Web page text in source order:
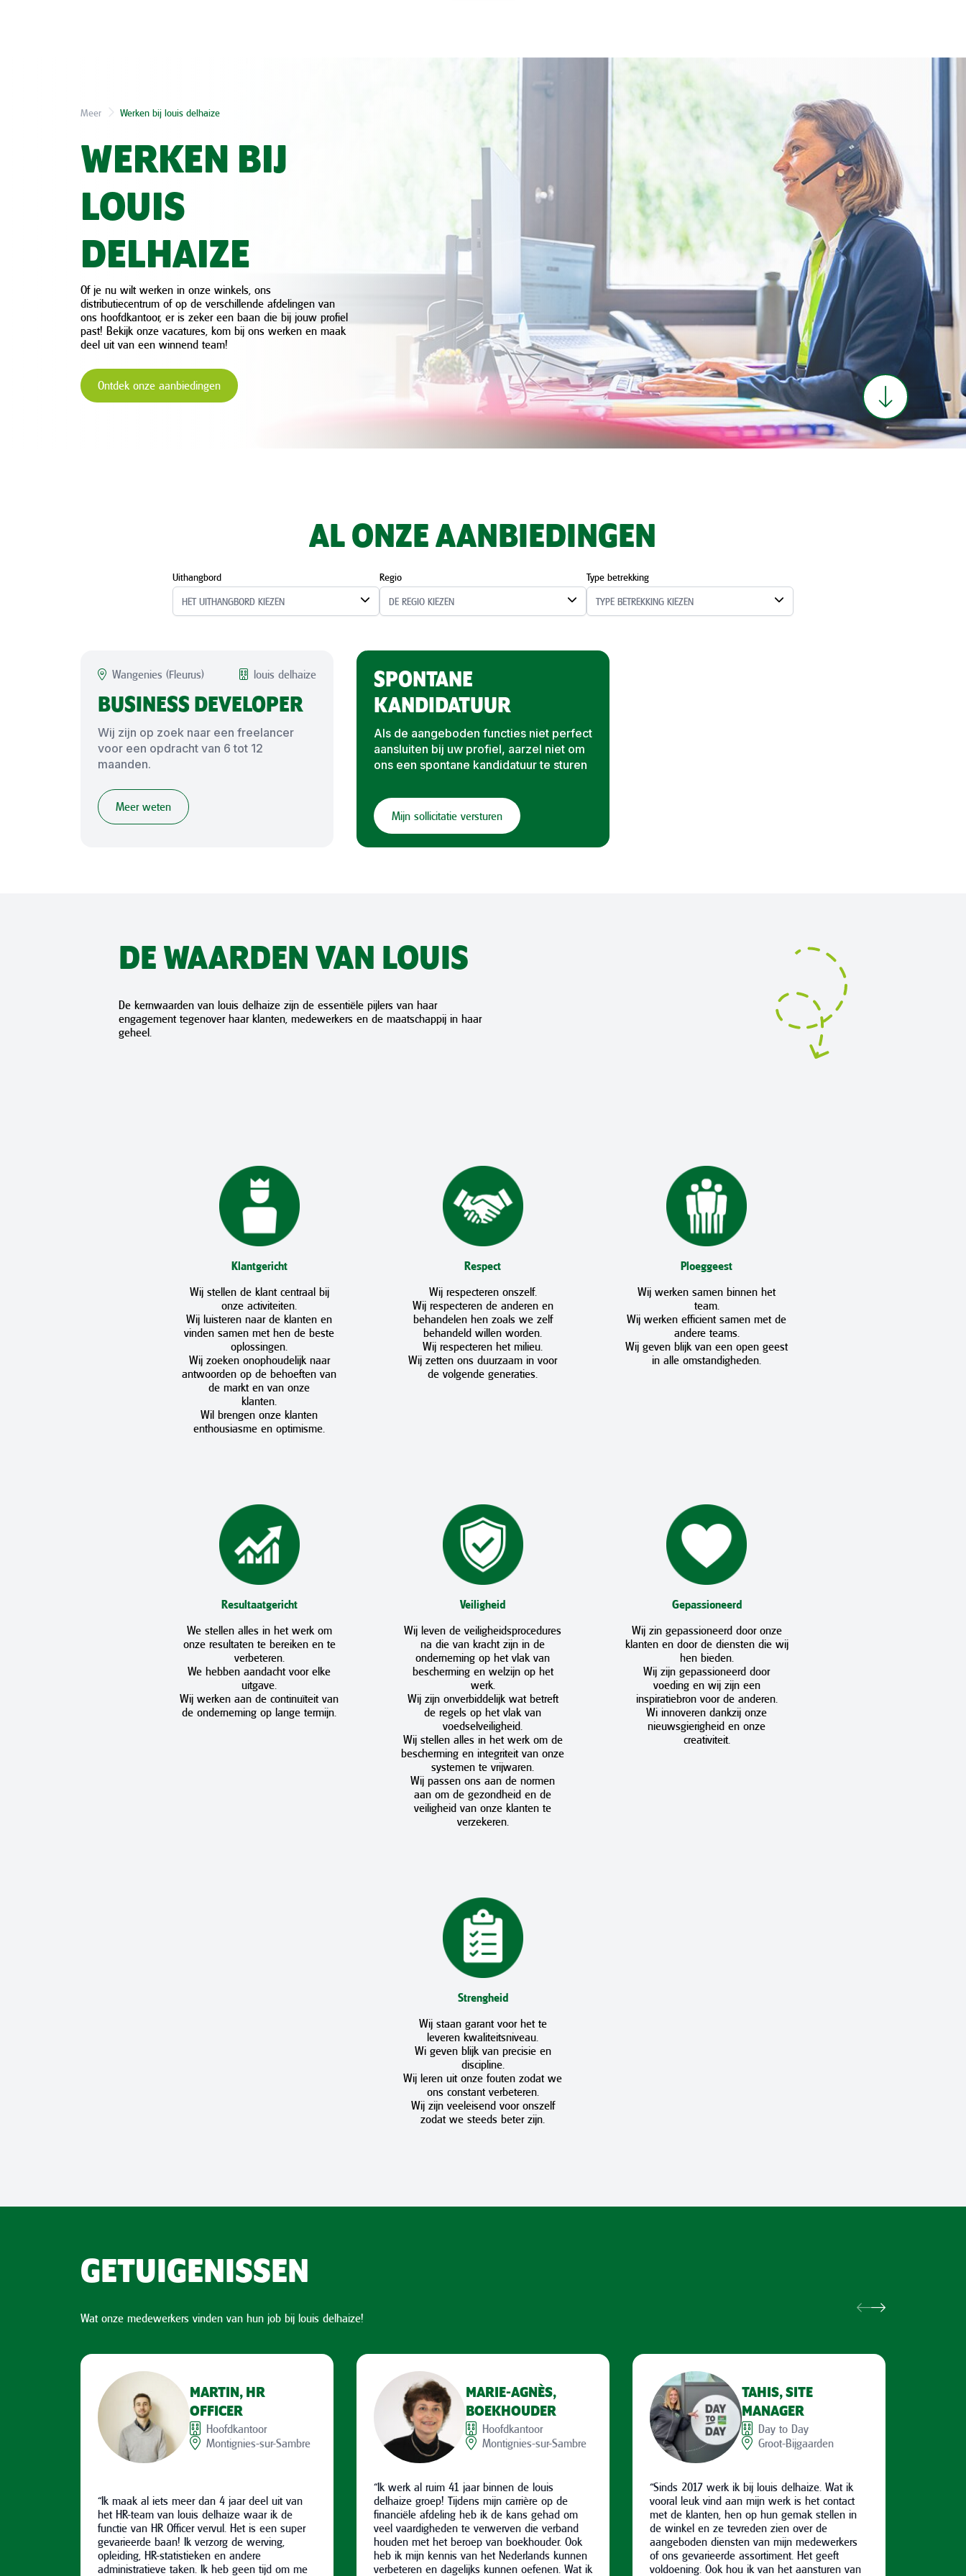
Meer Werken bij louis delhaize
WERKEN BIJ
LOUIS
DELHAIZE
Of je nu wilt werken in onze winkels, ons
distributiecentrum of op de verschillende afdelingen van
ons hoofdkantoor, er is zeker een baan die bij jouw profiel
past! Bekijk onze vacatures, kom bij ons werken en maak
deel uit van een winnend team!
Ontdek onze aanbiedingen
AL ONZE AANBIEDINGEN
Uithangbord
HET UITHANGBORD KIEZEN
Regio
DE REGIO KIEZEN
Type betrekking
TYPE BETREKKING KIEZEN
Wangenies (Fleurus) louis delhaize
BUSINESS DEVELOPER
Wij zijn op zoek naar een freelancer
voor een opdracht van 6 tot 12
maanden.
Meer weten
SPONTANE
KANDIDATUUR
Als de aangeboden functies niet perfect
aansluiten bij uw profiel, aarzel niet om
ons een spontane kandidatuur te sturen
Mijn sollicitatie versturen
DE WAARDEN VAN LOUIS
De kernwaarden van louis delhaize zijn de essentiële pijlers van haar
engagement tegenover haar klanten, medewerkers en de maatschappij in haar
geheel.
Klantgericht
Wij stellen de klant centraal bij
onze activiteiten.
Wij luisteren naar de klanten en
vinden samen met hen de beste
oplossingen.
Wij zoeken onophoudelijk naar
antwoorden op de behoeften van
de markt en van onze
klanten.
Wil brengen onze klanten
enthousiasme en optimisme.
Respect
Wij respecteren onszelf.
Wij respecteren de anderen en
behandelen hen zoals we zelf
behandeld willen worden.
Wij respecteren het milieu.
Wij zetten ons duurzaam in voor
de volgende generaties.
Ploeggeest
Wij werken samen binnen het
team.
Wij werken efficient samen met de
andere teams.
Wij geven blijk van een open geest
in alle omstandigheden.
Resultaatgericht
We stellen alles in het werk om
onze resultaten te bereiken en te
verbeteren.
We hebben aandacht voor elke
uitgave.
Wij werken aan de continuïteit van
de onderneming op lange termijn.
Veiligheid
Wij leven de veiligheidsprocedures
na die van kracht zijn in de
onderneming op het vlak van
bescherming en welzijn op het
werk.
Wij zijn onverbiddelijk wat betreft
de regels op het vlak van
voedselveiligheid.
Wij stellen alles in het werk om de
bescherming en integriteit van onze
systemen te vrijwaren.
Wij passen ons aan de normen
aan om de gezondheid en de
veiligheid van onze klanten te
verzekeren.
Gepassioneerd
Wij zin gepassioneerd door onze
klanten en door de diensten die wij
hen bieden.
Wij zijn gepassioneerd door
voeding en wij zijn een
inspiratiebron voor de anderen.
Wi innoveren dankzij onze
nieuwsgierigheid en onze
creativiteit.
Strengheid
Wij staan garant voor het te
leveren kwaliteitsniveau.
Wi geven blijk van precisie en
discipline.
Wij leren uit onze fouten zodat we
ons constant verbeteren.
Wij zijn veeleisend voor onszelf
zodat we steeds beter zijn.
GETUIGENISSEN
Wat onze medewerkers vinden van hun job bij louis delhaize!
MARTIN, HR
OFFICER
Hoofdkantoor
Montignies-sur-Sambre
“Ik maak al iets meer dan 4 jaar deel uit van
het HR-team van louis delhaize waar ik de
functie van HR Officer vervul. Het is een super
gevarieerde baan! Ik verzorg de werving,
opleiding, HR-statistieken en andere
administratieve taken. Ik heb geen tijd om me
MARIE-AGNÈS,
BOEKHOUDER
Hoofdkantoor
Montignies-sur-Sambre
“Ik werk al ruim 41 jaar binnen de louis
delhaize groep! Tijdens mijn carrière op de
financiële afdeling heb ik de kans gehad om
veel vaardigheden te verwerven die verband
houden met het beroep van boekhouder. Ook
heb ik mijn kennis van het Nederlands kunnen
verbeteren en dagelijks kunnen oefenen. Wat ik
TAHIS, SITE
MANAGER
Day to Day
Groot-Bijgaarden
“Sinds 2017 werk ik bij louis delhaize. Wat ik
vooral leuk vind aan mijn werk is het contact
met de klanten, hen op hun gemak stellen in
de winkel en ze tevreden zien over de
aangeboden diensten van mijn medewerkers
of ons gevarieerde assortiment. Het geeft
voldoening. Ook hou ik van het aansturen van